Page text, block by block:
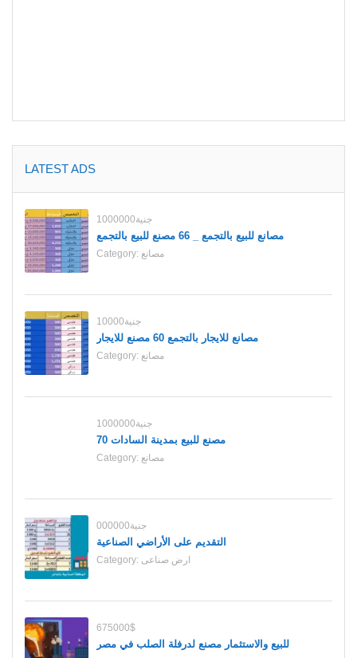
LATEST ADS
1000000جنية
مصانع للبيع بالتجمع _ 66 مصنع للبيع بالتجمع
Category: مصانع
10000جنية
مصانع للايجار بالتجمع 60 مصنع للايجار
Category: مصانع
1000000جنية
70 مصنع للبيع بمدينة السادات
Category: مصانع
000000جنية
التقديم على الأراضي الصناعية
Category: ارض صناعى
675000$
للبيع والاستثمار مصنع لدرفلة الصلب في مصر